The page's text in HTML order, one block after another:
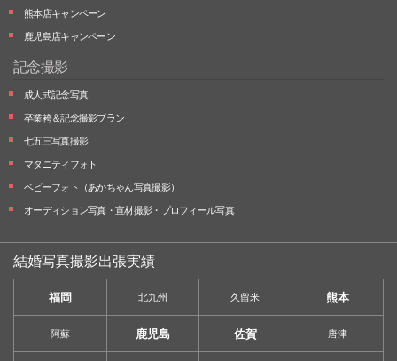
熊本店キャンペーン
鹿児島店キャンペーン
記念撮影
成人式記念写真
卒業袴＆記念撮影プラン
七五三写真撮影
マタニティフォト
ベビーフォト （あかちゃん写真撮影）
オーディション写真・ 宣材撮影・ プロフィール写真
結婚写真撮影出張実績
福岡 北九州 久留米 熊本
阿蘇 鹿児島 佐賀 唐津